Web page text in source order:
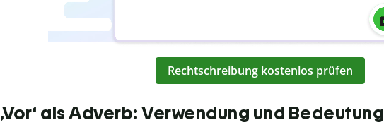
Rechtschreibung kostenlos prüfen
‚Vor‘ als Adverb: Verwendung und Bedeutung